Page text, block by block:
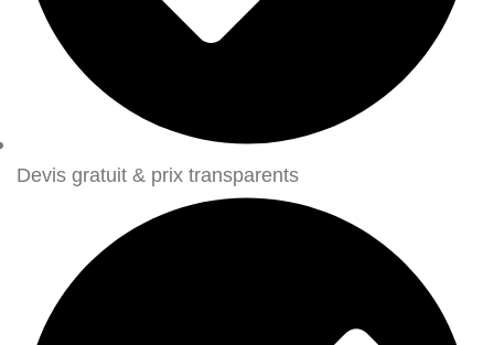
Devis gratuit & prix transparents